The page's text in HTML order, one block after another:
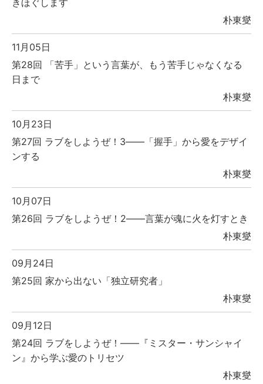
きほぐします
朴東燮
11月05日
第28回 「苦手」という言葉が、もう苦手じゃなくなる
日まで
朴東燮
10月23日
第27回 ラブをしようぜ！3――「握手」から愛をデザイ
ンする
朴東燮
10月07日
第26回 ラブをしようぜ！2――言葉が魂に火を灯すとき
朴東燮
09月24日
第25回 家から出ない「独立研究者」
朴東燮
09月12日
第24回 ラブをしようぜ！――『ミスター・サンシャイ
ン』から学ぶ愛のトリセツ
朴東燮